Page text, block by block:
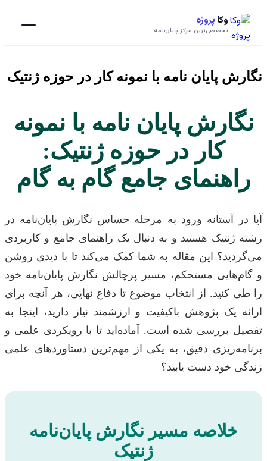
وکاپروژه
تخصصی‌ترین مرکز پایان‌نامه
پایان نامه با نمونه کار در حوزه ژنتیک
پایان نامه با نمونه
کار در حوزه ژنتیک:
جامع گام به گام
آستانه ورود به مرحله حساس نگارش پایان‌نامه در
هستید و به دنبال یک راهنمای جامع و کاربردی
این مقاله به شما کمک می‌کند تا با دیدی روشن
مستحکم، مسیر پرچالش نگارش پایان‌نامه خود
از انتخاب موضوع تا دفاع نهایی، هر آنچه برای
یک پژوهش باکیفیت و ارزشمند نیاز دارید، اینجا به
بررسی شده است. آماده‌اید تا با رویکردی علمی و
دقیق، به یکی از مهم‌ترین دستاوردهای علمی
خود دست یابید؟
خلاصه مسیر نگارش پایان‌نامه
ژنتیک